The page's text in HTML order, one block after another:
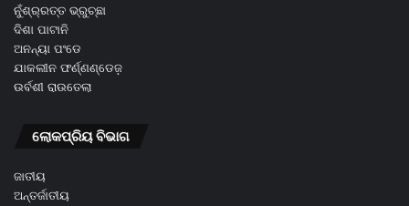
ନୁଁଶ୍ର୍ରତ୍ତ ଭ୍ରୁଚ୍ଛା
ଦିଶା ପାଟାନି
ଅନନ୍ୟା ପଂଡେ
ଯାକଲୀନ ଫର୍ଣ୍ଣଣ୍ଡେଜ଼
ଉର୍ବଶୀ ରାଉତେଲା
ଲୋକପ୍ରିୟ ବିଭାଗ
ଜାତୀୟ
ଅନ୍ତର୍ଜାତୀୟ